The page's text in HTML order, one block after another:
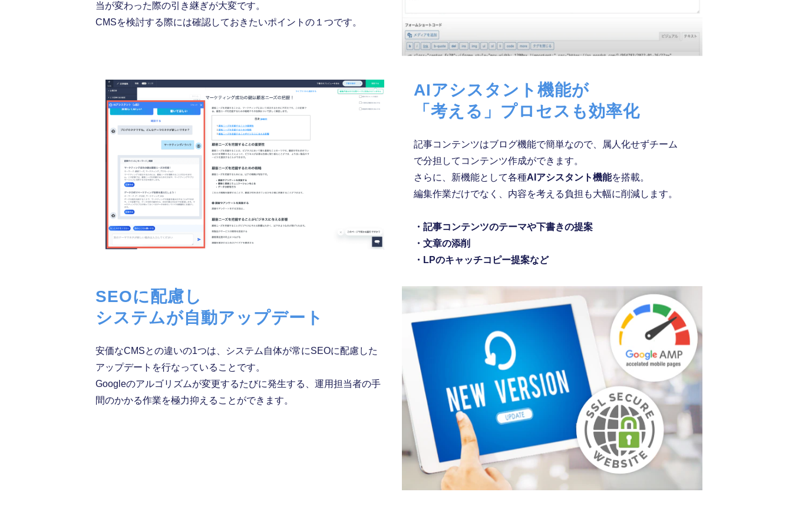
当が変わった際の引き継ぎが大変です。
CMSを検討する際には確認しておきたいポイントの１つです。
AIアシスタント機能が
「考える」プロセスも効率化
記事コンテンツはブログ機能で簡単なので、属人化せずチーム
で分担してコンテンツ作成ができます。
さらに、新機能として各種AIアシスタント機能を搭載。
編集作業だけでなく、内容を考える負担も大幅に削減します。
・記事コンテンツのテーマや下書きの提案
・文章の添削
・LPのキャッチコピー提案など
SEOに配慮し
システムが自動アップデート
安価なCMSとの違いの1つは、システム自体が常にSEOに配慮した
アップデートを行なっていることです。
Googleのアルゴリズムが変更するたびに発生する、運用担当者の手
間のかかる作業を極力抑えることができます。